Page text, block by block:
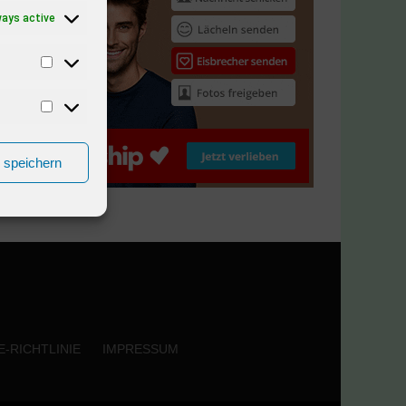
active
speichern
RICHTLINIE IMPRESSUM